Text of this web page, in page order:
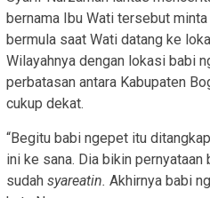
bernama Ibu Wati tersebut
bermula saat Wati datang ke
Wilayahnya dengan lokasi babi
perbatasan antara Kabupaten
cukup dekat.
“Begitu babi ngepet itu
ini ke sana. Dia bikin pernyataan
sudah syareatin. Akhirnya babi